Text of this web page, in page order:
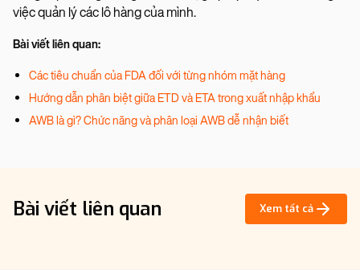
việc quản lý các lô hàng của mình.
Bài viết liên quan:
Các tiêu chuẩn của FDA đối với từng nhóm mặt hàng
Hướng dẫn phân biệt giữa ETD và ETA trong xuất nhập khẩu
AWB là gì? Chức năng và phân loại AWB dễ nhận biết
Bài viết liên quan Xem tất cả